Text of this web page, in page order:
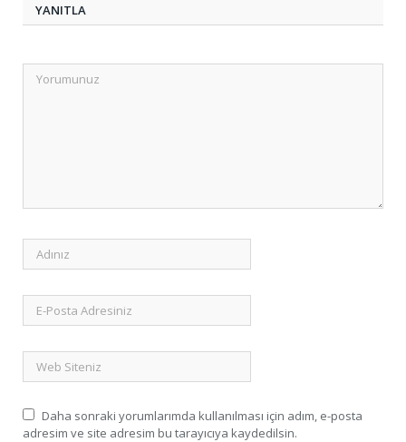
YANITLA
Daha sonraki yorumlarımda kullanılması için adım, e-posta
adresim ve site adresim bu tarayıcıya kaydedilsin.